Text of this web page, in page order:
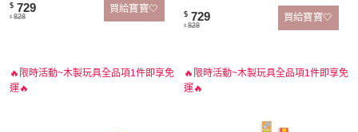
$ 729
$ 828
買給寶寶🤍 $ 729
$ 828
買給寶寶🤍
🔥限時活動~木製玩具全品項1件即享免
運🔥
🔥限時活動~木製玩具全品項1件即享免
運🔥